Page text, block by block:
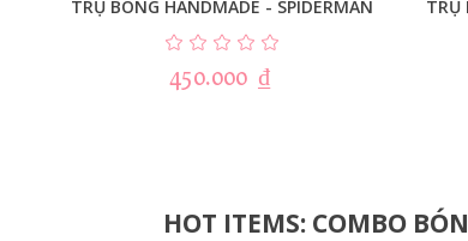
TRỤ BÓNG HANDMADE - SPIDERMAN
450.000 ₫
TRỤ
HOT ITEMS: COMBO